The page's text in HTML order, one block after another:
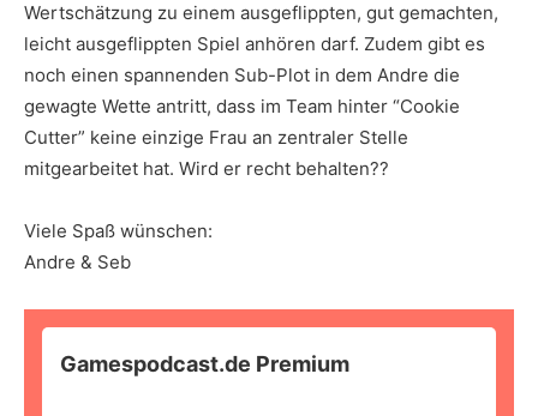
Wertschätzung zu einem ausgeflippten, gut gemachten,
leicht ausgeflippten Spiel anhören darf. Zudem gibt es
noch einen spannenden Sub-Plot in dem Andre die
gewagte Wette antritt, dass im Team hinter “Cookie
Cutter” keine einzige Frau an zentraler Stelle
mitgearbeitet hat. Wird er recht behalten??
Viele Spaß wünschen:
Andre & Seb
Gamespodcast.de Premium